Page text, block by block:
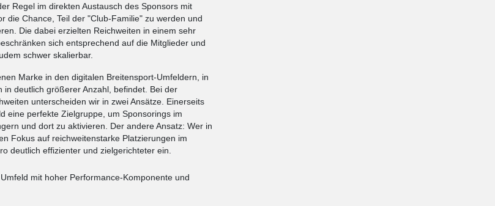
Regel im direkten Austausch des Sponsors mit
die Chance, Teil der "Club-Familie" zu werden und
Die dabei erzielten Reichweiten in einem sehr
sich entsprechend auf die Mitglieder und
schwer skalierbar.
Marke in den digitalen Breitensport-Umfeldern, in
deutlich größerer Anzahl, befindet. Bei der
unterscheiden wir in zwei Ansätze. Einerseits
eine perfekte Zielgruppe, um Sponsorings im
und dort zu aktivieren. Der andere Ansatz: Wer in
Fokus auf reichweitenstarke Platzierungen im
deutlich effizienter und zielgerichteter ein.
mit hoher Performance-Komponente und